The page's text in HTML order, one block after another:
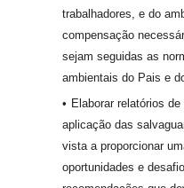
trabalhadores, e do
compensação
sejam seguidas as
ambientais do Pais e
Elaborar relatórios
aplicação das
vista a proporcionar
oportunidades e